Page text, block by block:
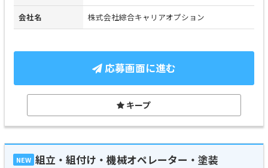
会社名 株式会社綜合キャリアオプション
応募画面に進む
キープ
NEW 組立・組付け・機械オペレーター・塗装